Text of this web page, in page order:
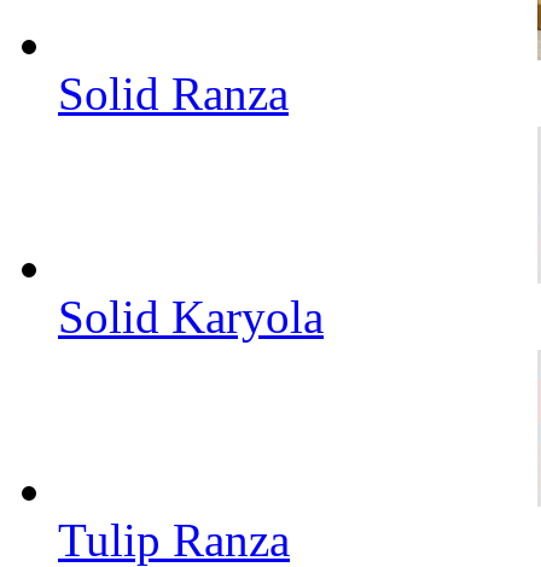
Solid Ranza
Solid Karyola
Tulip Ranza